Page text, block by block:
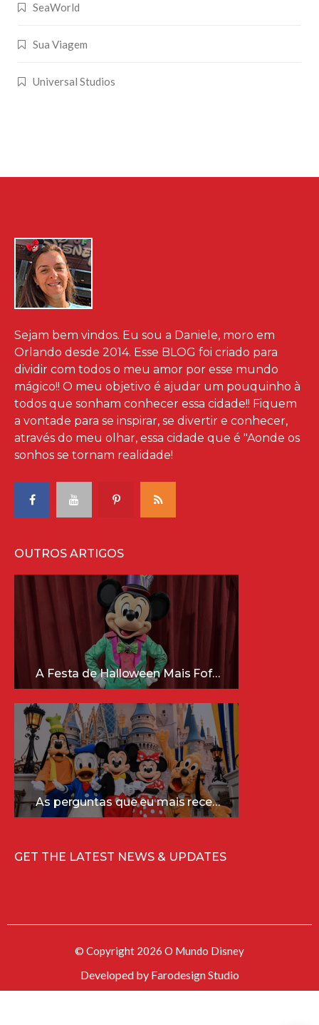
SeaWorld
Sua Viagem
Universal Studios
Sejam bem vindos. Eu sou a Daniele, moro em
Orlando desde 2014. Esse BLOG foi criado para
dividir com todos o meu amor por esse mundo
mágico!! O meu objetivo é ajudar um pouquinho à
todos que sonham conhecer essa cidade!! Fiquem
a vontade para se inspirar, se divertir e conhecer,
através do meu olhar, essa cidade que é "Aonde os
sonhos se tornam realidade!
OUTROS ARTIGOS
A Festa de Halloween Mais Fofa da Disney Está Chegando!
As perguntas que eu mais recebo sobre a Disney (e as respostas mais sinceras!)
GET THE LATEST NEWS & UPDATES
© Copyright 2026 O Mundo Disney
Developed by Farodesign Studio